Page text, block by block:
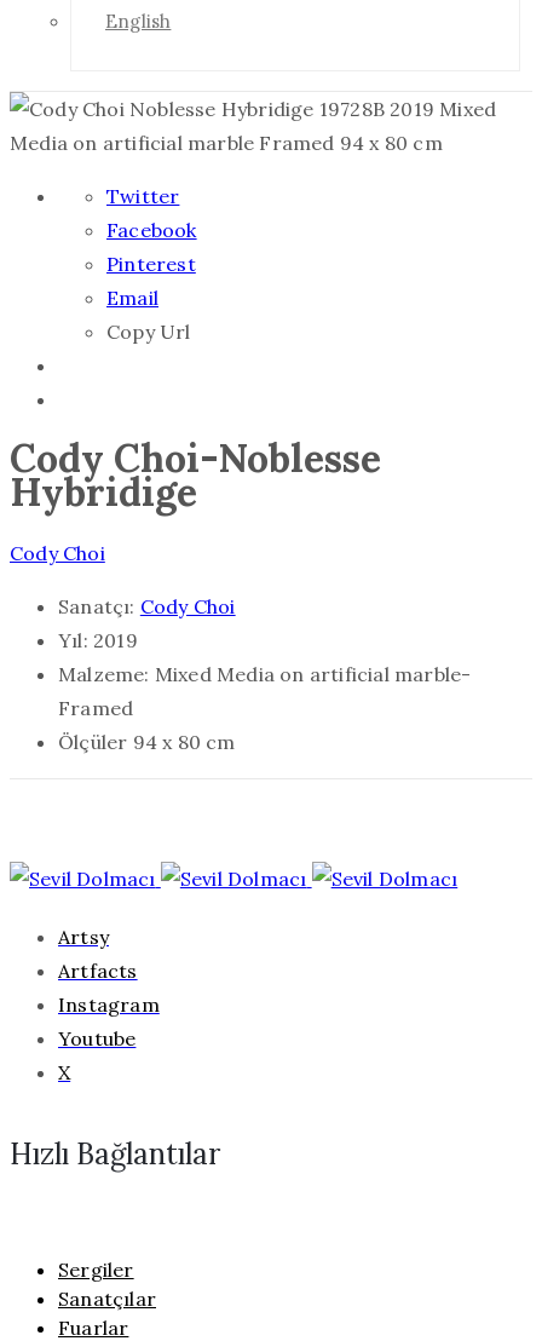
English
Twitter
Facebook
Pinterest
Email
Copy Url
Cody Choi-Noblesse
Hybridige
Cody Choi
Sanatçı: Cody Choi
Yıl: 2019
Malzeme: Mixed Media on artificial marble-
Framed
Ölçüler 94 x 80 cm
Artsy
Artfacts
Instagram
Youtube
X
Hızlı Bağlantılar
Sergiler
Sanatçılar
Fuarlar